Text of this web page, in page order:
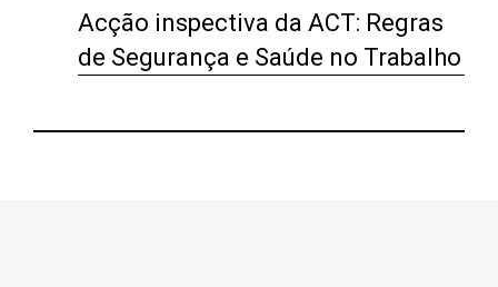
Acção inspectiva da ACT: Regras
de Segurança e Saúde no Trabalho